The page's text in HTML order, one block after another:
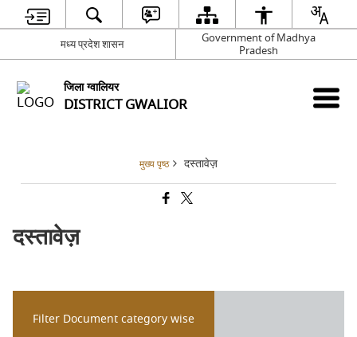
मध्य प्रदेश शासन
Government of Madhya
Pradesh
जिला ग्वालियर
DISTRICT GWALIOR
मुख्य पृष्ठ दस्तावेज़
दस्तावेज़
Filter Document category wise